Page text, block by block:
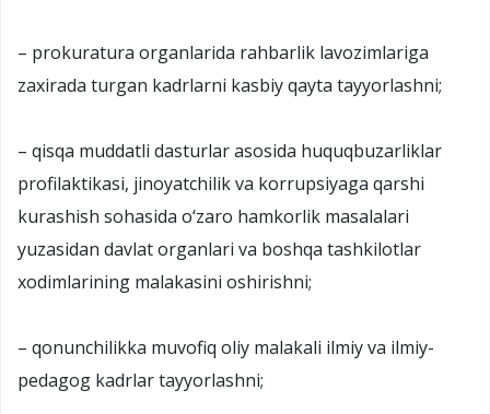
– prokuratura organlarida rahbarlik lavozimlariga
zaxirada turgan kadrlarni kasbiy qayta tayyorlashni;
– qisqa muddatli dasturlar asosida huquqbuzarliklar
profilaktikasi, jinoyatchilik va korrupsiyaga qarshi
kurashish sohasida o‘zaro hamkorlik masalalari
yuzasidan davlat organlari va boshqa tashkilotlar
xodimlarining malakasini oshirishni;
– qonunchilikka muvofiq oliy malakali ilmiy va ilmiy-
pedagog kadrlar tayyorlashni;